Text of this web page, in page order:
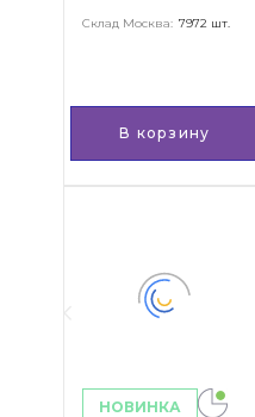
Склад Москва: 7972 шт.
В корзину
НОВИНКА